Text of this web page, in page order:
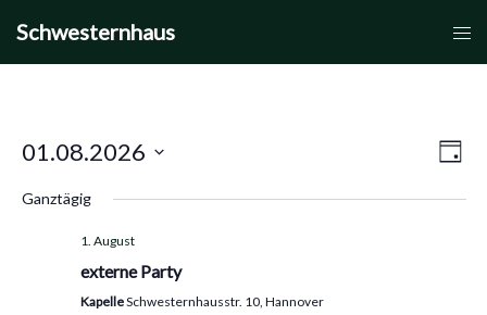
Inhalt
Schwesternhaus
Tag
01.08.2026
wählen.
Ganztägig
1. August
externe Party
KapelleSchwesternhausstr. 10, Hannover